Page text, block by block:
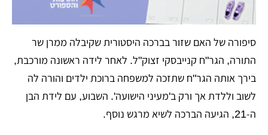
​סיפורה של האם שזור בברכה היסטורית שקיבלה ממרן שר
התורה, הגר"ח קנייבסקי זצוק"ל. לאחר לידה ראשונה מורכבת,
בירך אותה הגר"ח שתזכה למשפחה ברוכת ילדים והורה לה
לשוב וללדת אך ורק ב'מעיני הישועה'. השבוע, עם לידת הבן
ה-21, הגיעה הברכה לשיא מרגש נוסף.